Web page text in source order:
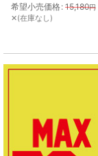
希望小売価格: 15,180円
✕(在庫なし)